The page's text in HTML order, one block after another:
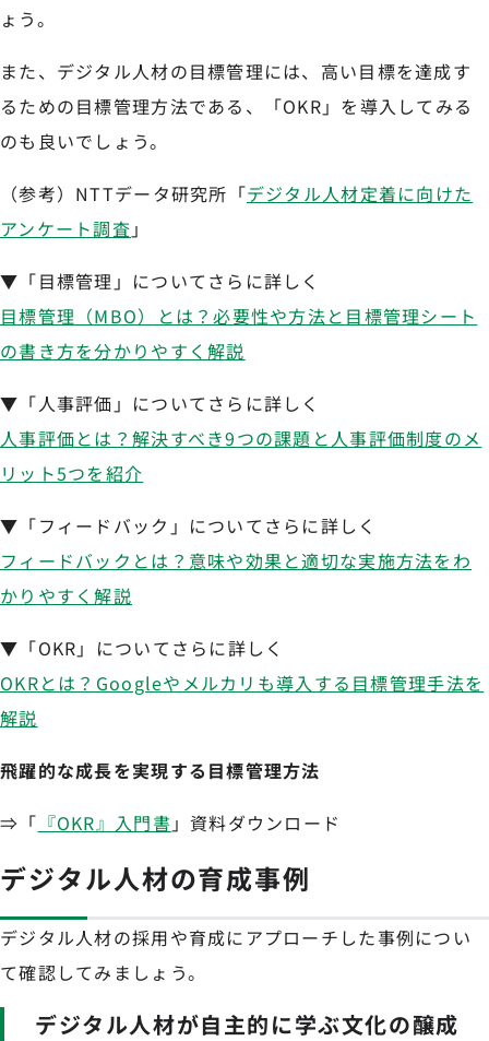
ょう。
また、デジタル人材の目標管理には、高い目標を達成す
るための目標管理方法である、「OKR」を導入してみる
のも良いでしょう。
（参考）NTTデータ研究所「デジタル人材定着に向けた
アンケート調査 」
▼「目標管理」についてさらに詳しく
目標管理（MBO）とは？必要性や方法と目標管理シート
の書き方を分かりやすく解説
▼「人事評価」についてさらに詳しく
人事評価とは？解決すべき9つの課題と人事評価制度のメ
リット5つを紹介
▼「フィードバック」についてさらに詳しく
フィードバックとは？意味や効果と適切な実施方法をわ
かりやすく解説
▼「OKR」についてさらに詳しく
OKRとは？Googleやメルカリも導入する目標管理手法を
解説
飛躍的な成長を実現する目標管理方法
⇒「 『OKR』入門書 」資料ダウンロード
デジタル人材の育成事例
デジタル人材の採用や育成にアプローチした事例につい
て確認してみましょう。
デジタル人材が自主的に学ぶ文化の醸成